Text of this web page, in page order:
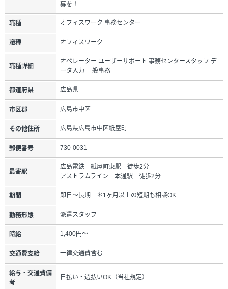
募を！
職種 オフィスワーク 事務センター
職種 オフィスワーク
職種詳細
オペレーター ユーザーサポート 事務センタースタッフ デ
ータ入力 一般事務
都道府県 広島県
市区郡 広島市中区
その他住所 広島県広島市中区紙屋町
郵便番号 730-0031
最寄駅
広島電鉄 紙屋町東駅 徒歩2分
アストラムライン 本通駅 徒歩2分
期間 即日～長期 ＊1ヶ月以上の短期も相談OK
勤務形態 派遣スタッフ
時給 1,400円～
交通費支給 一律交通費含む
給与・交通費備
考
日払い・週払いOK（当社規定）